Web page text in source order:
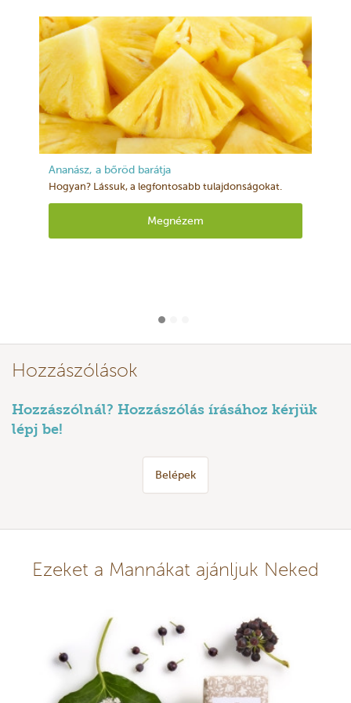
Ananász, a bőröd barátja
Hogyan? Lássuk, a legfontosabb tulajdonságokat.
Megnézem
Hozzászólások
Hozzászólnál? Hozzászólás írásához kérjük
lépj be!
Belépek
Ezeket a Mannákat ajánljuk Neked